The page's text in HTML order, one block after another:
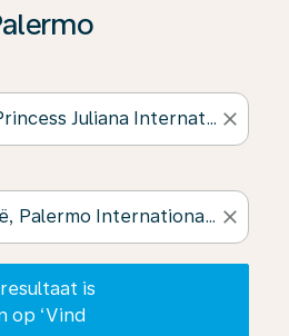
close
close
is
op ‘Vind